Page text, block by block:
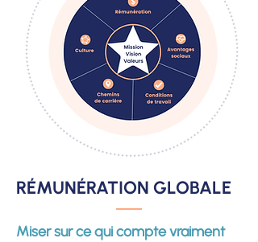
RÉMUNÉRATION GLOBALE
Miser sur ce qui compte vraiment